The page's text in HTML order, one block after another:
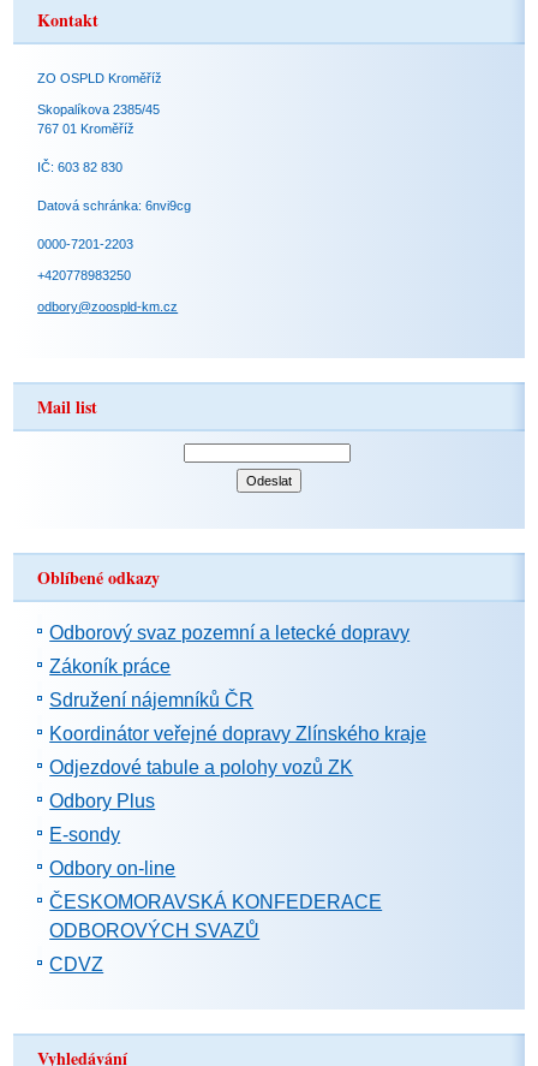
Kontakt
ZO OSPLD Kroměříž
Skopalíkova 2385/45
767 01 Kroměříž
IČ: 603 82 830
Datová schránka: 6nvi9cg
0000-7201-2203
+420778983250
odbory@zoospld-km.cz
Mail list
Oblíbené odkazy
Odborový svaz pozemní a letecké dopravy
Zákoník práce
Sdružení nájemníků ČR
Koordinátor veřejné dopravy Zlínského kraje
Odjezdové tabule a polohy vozů ZK
Odbory Plus
E-sondy
Odbory on-line
ČESKOMORAVSKÁ KONFEDERACE
ODBOROVÝCH SVAZŮ
CDVZ
Vyhledávání